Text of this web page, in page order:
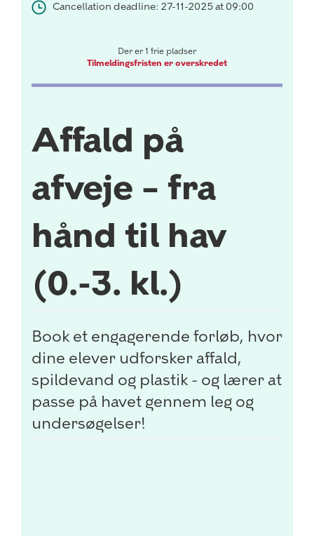
Cancellation deadline: 27-11-2025 at 09:00
Der er 1 frie pladser
Tilmeldingsfristen er overskredet
Affald på
afveje – fra
hånd til hav
(0.-3. kl.)
Book et engagerende forløb, hvor
dine elever udforsker affald,
spildevand og plastik - og lærer at
passe på havet gennem leg og
undersøgelser!